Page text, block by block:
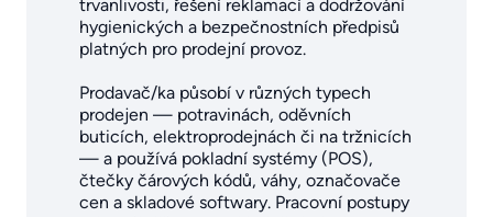
trvanlivosti, řešení reklamací a dodržování
hygienických a bezpečnostních předpisů
platných pro prodejní provoz.
Prodavač/ka působí v různých typech
prodejen — potravinách, oděvních
buticích, elektroprodejnách či na tržnicích
— a používá pokladní systémy (POS),
čtečky čárových kódů, váhy, označovače
cen a skladové softwary. Pracovní postupy